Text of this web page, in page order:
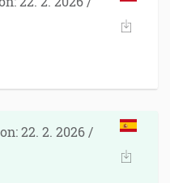
22. 2. 2026 /